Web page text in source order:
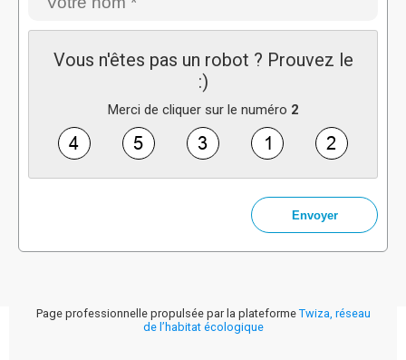
Vous n'êtes pas un robot ? Prouvez le
:)
Merci de cliquer sur le numéro 2
Page professionnelle propulsée par la plateforme Twiza, réseau
de l’habitat écologique